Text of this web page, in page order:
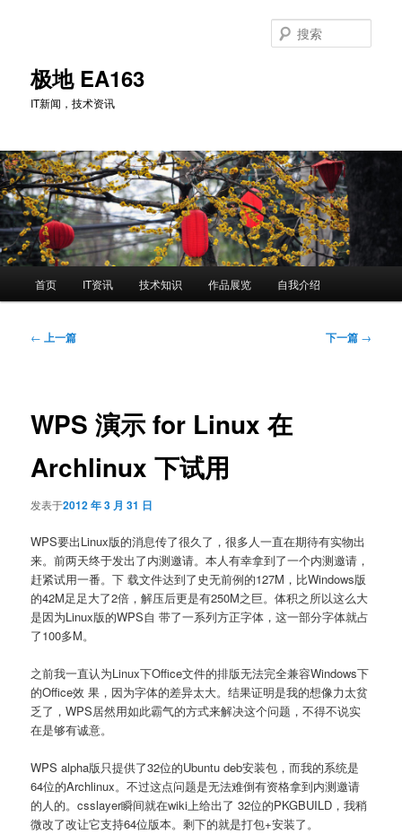
极地 EA163
IT新闻，技术资讯
索
首页 IT资讯 技术知识 作品展览 自我介绍
文
← 上一篇 下一篇 →
WPS 演示 for Linux 在
Archlinux 下试用
发表于2012 年 3 月 31 日
WPS要出Linux版的消息传了很久了，很多人一直在期待有实物出
来。前两天终于发出了内测邀请。本人有幸拿到了一个内测邀请，
赶紧试用一番。下 载文件达到了史无前例的127M，比Windows版
的42M足足大了2倍，解压后更是有250M之巨。体积之所以这么大
是因为Linux版的WPS自 带了一系列方正字体，这一部分字体就占
了100多M。
之前我一直认为Linux下Office文件的排版无法完全兼容Windows下
的Office效 果，因为字体的差异太大。结果证明是我的想像力太贫
乏了，WPS居然用如此霸气的方式来解决这个问题，不得不说实
在是够有诚意。
WPS alpha版只提供了32位的Ubuntu deb安装包，而我的系统是
64位的Archlinux。不过这点问题是无法难倒有资格拿到内测邀请
的人的。csslayer瞬间就在wiki上给出了 32位的PKGBUILD，我稍
微改了改让它支持64位版本。剩下的就是打包+安装了。